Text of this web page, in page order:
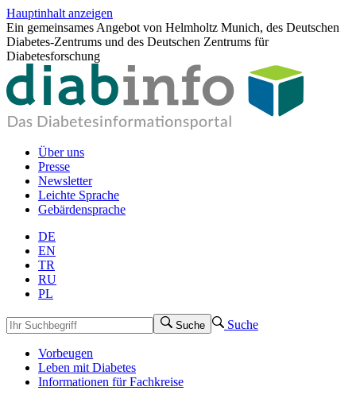
Hauptinhalt anzeigen
Ein gemeinsames Angebot von Helmholtz Munich, des Deutschen
Diabetes-Zentrums und des Deutschen Zentrums für
Diabetesforschung
Über uns
Presse
Newsletter
Leichte Sprache
Gebärdensprache
DE
EN
TR
RU
PL
Suche Suche
Vorbeugen
Leben mit Diabetes
Informationen für Fachkreise